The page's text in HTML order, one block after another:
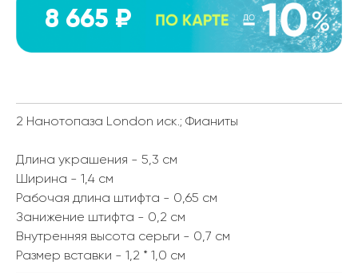
8 665 ₽
2 Нанотопаза London иск.; Фианиты
Длина украшения - 5,3 см
Ширина - 1,4 см
Рабочая длина штифта - 0,65 см
Занижение штифта - 0,2 см
Внутренняя высота серьги - 0,7 см
Размер вставки - 1,2 * 1,0 см